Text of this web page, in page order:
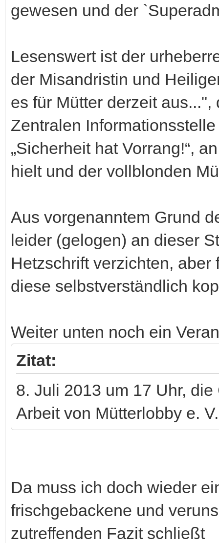
gewesen und der
Lesenswert ist der
der Misandristin und
es für Mütter derzeit
Zentralen
„Sicherheit hat Vorrang!“,
hielt und der vollblonden
Aus vorgenanntem Grund
leider (gelogen) an dieser
Hetzschrift verzichten,
diese selbstverständlich
Weiter unten noch ein
Zitat:
8. Juli 2013 um 17 Uhr,
Arbeit von Mütterlobby e.
Da muss ich doch wieder
frischgebackene und
zutreffenden Fazit schließt